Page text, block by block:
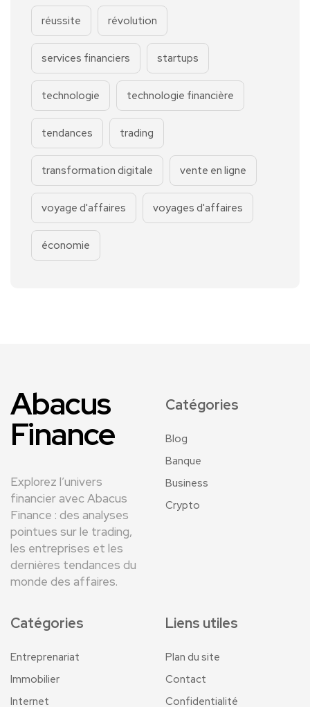
réussite révolution
services financiers startups
technologie technologie financière
tendances trading
transformation digitale vente en ligne
voyage d'affaires voyages d'affaires
économie
Abacus
Finance
Explorez l’univers
financier avec Abacus
Finance : des analyses
pointues sur le trading,
les entreprises et les
dernières tendances du
monde des affaires.
Catégories
Blog
Banque
Business
Crypto
Catégories
Entreprenariat
Immobilier
Internet
Liens utiles
Plan du site
Contact
Confidentialité